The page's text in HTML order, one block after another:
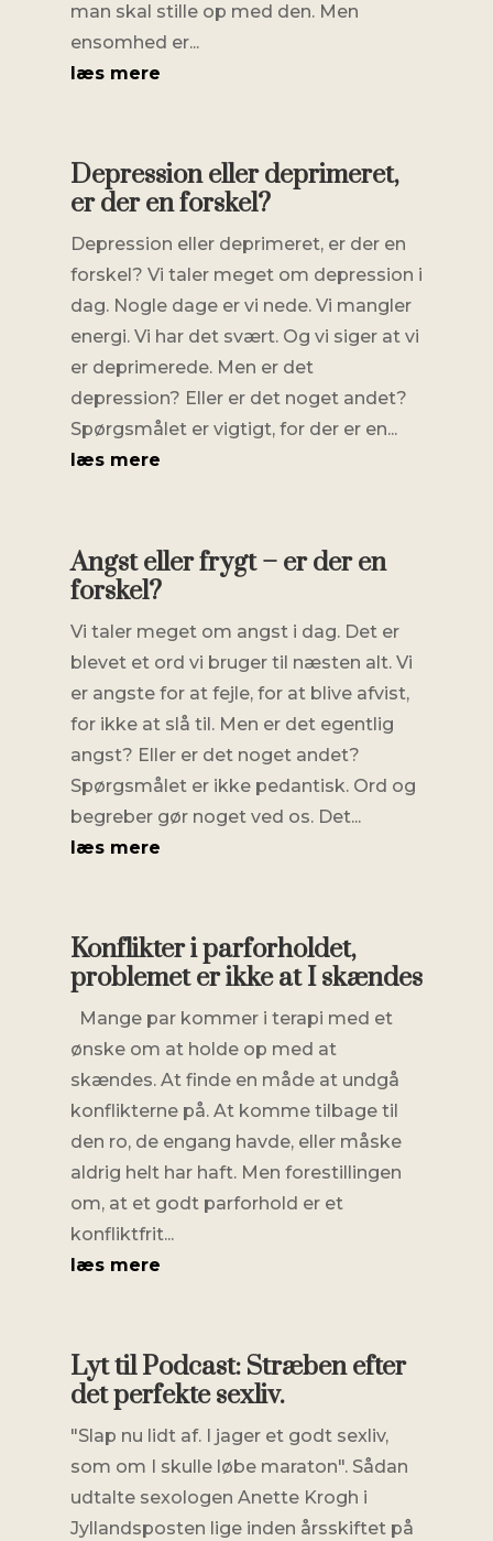
man skal stille op med den. Men
ensomhed er...
læs mere
Depression eller deprimeret,
er der en forskel?
Depression eller deprimeret, er der en
forskel? Vi taler meget om depression i
dag. Nogle dage er vi nede. Vi mangler
energi. Vi har det svært. Og vi siger at vi
er deprimerede. Men er det
depression? Eller er det noget andet?
Spørgsmålet er vigtigt, for der er en...
læs mere
Angst eller frygt – er der en
forskel?
Vi taler meget om angst i dag. Det er
blevet et ord vi bruger til næsten alt. Vi
er angste for at fejle, for at blive afvist,
for ikke at slå til. Men er det egentlig
angst? Eller er det noget andet?
Spørgsmålet er ikke pedantisk. Ord og
begreber gør noget ved os. Det...
læs mere
Konflikter i parforholdet,
problemet er ikke at I skændes
Mange par kommer i terapi med et
ønske om at holde op med at
skændes. At finde en måde at undgå
konflikterne på. At komme tilbage til
den ro, de engang havde, eller måske
aldrig helt har haft. Men forestillingen
om, at et godt parforhold er et
konfliktfrit...
læs mere
Lyt til Podcast: Stræben efter
det perfekte sexliv.
"Slap nu lidt af. I jager et godt sexliv,
som om I skulle løbe maraton". Sådan
udtalte sexologen Anette Krogh i
Jyllandsposten lige inden årsskiftet på